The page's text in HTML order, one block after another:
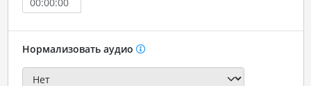
Нормализовать аудио